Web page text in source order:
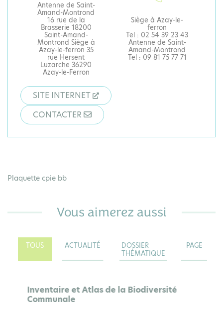
Antenne de Saint-
Amand-Montrond
16 rue de la
Brasserie 18200
Saint-Amand-
Montrond Siège à
Azay-le-ferron 35
rue Hersent
Luzarche 36290
Azay-le-Ferron
Siège à Azay-le-
ferron
Tel : 02 54 39 23 43
Antenne de Saint-
Amand-Montrond
Tel : 09 81 75 77 71
SITE INTERNET
CONTACTER
Plaquette cpie bb
Vous aimerez aussi
TOUS ACTUALITÉ
DOSSIER
THÉMATIQUE
PAGE